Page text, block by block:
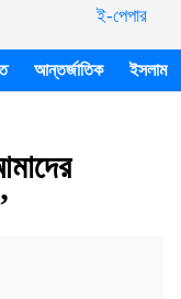
ই-পেপার
আন্তর্জাতিক ইসলাম